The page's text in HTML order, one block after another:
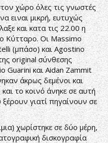
χώρο όλες τις γνωστές
ειναι μικρή, ευτυχώς
και κατα τις 22.00 η
Κύτταρο. Οι Massimo
(μπάσο) και Agostino
original σύνθεσης
Guarini και Aidan Zammit
άκρως δεμένοι και
το κοινό άνηκε σε αυτή
γιατί πηγαίνουν σε
χωρίστηκε σε δύο μέρη,
δισκογραφία